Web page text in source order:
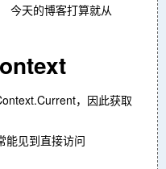
今天的博客打算就从
，因此获取
能见到直接访问